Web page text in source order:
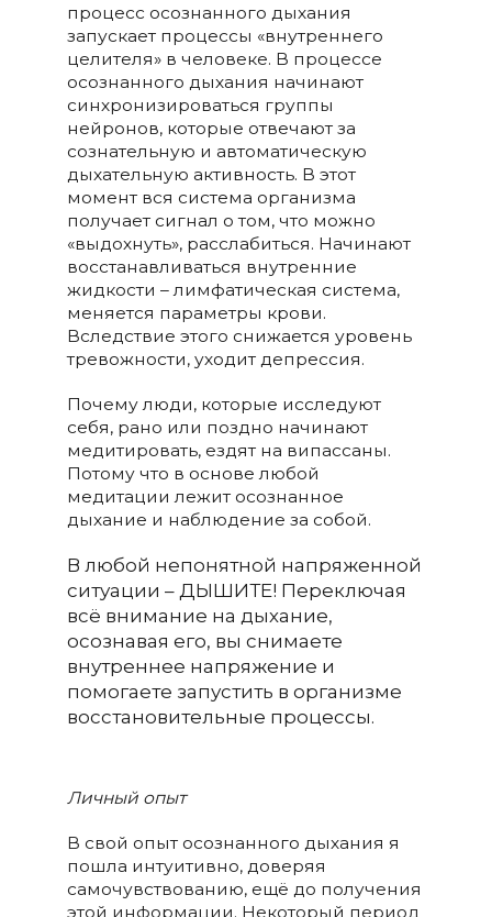
процесс осознанного дыхания
запускает процессы «внутреннего
целителя» в человеке. В процессе
осознанного дыхания начинают
синхронизироваться группы
нейронов, которые отвечают за
сознательную и автоматическую
дыхательную активность. В этот
момент вся система организма
получает сигнал о том, что можно
«выдохнуть», расслабиться. Начинают
восстанавливаться внутренние
жидкости – лимфатическая система,
меняется параметры крови.
Вследствие этого снижается уровень
тревожности, уходит депрессия.
Почему люди, которые исследуют
себя, рано или поздно начинают
медитировать, ездят на випассаны.
Потому что в основе любой
медитации лежит осознанное
дыхание и наблюдение за собой.
В любой непонятной напряженной
ситуации – ДЫШИТЕ! Переключая
всё внимание на дыхание,
осознавая его, вы снимаете
внутреннее напряжение и
помогаете запустить в организме
восстановительные процессы.
Личный опыт
В свой опыт осознанного дыхания я
пошла интуитивно, доверяя
самочувствованию, ещё до получения
этой информации. Некоторый период